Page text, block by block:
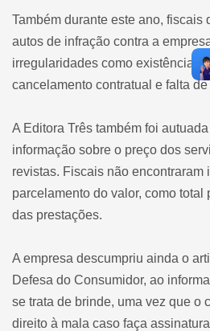
Também durante este ano, fiscais
autos de infração contra a
irregularidades como existência
cancelamento contratual e falta
A Editora Três também foi
informação sobre o preço dos
revistas. Fiscais não encontraram
parcelamento do valor, como total
das prestações.
A empresa descumpriu ainda o
Defesa do Consumidor, ao
se trata de brinde, uma vez que o
direito à mala caso faça